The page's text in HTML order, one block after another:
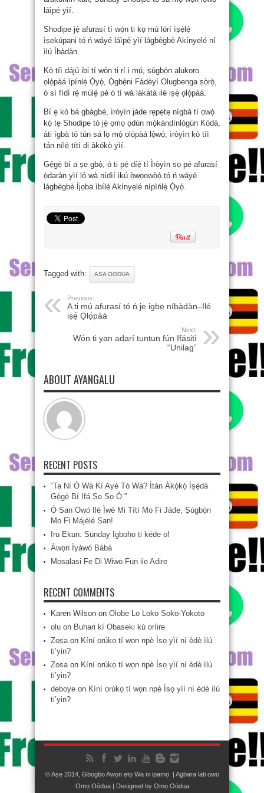
láìpẹ́ yìí.
Shodipe jẹ́ afurasí tí wọ́n ti kọ mú lórí ìṣẹ̀lẹ̀
ìṣekúpani tó ń wáyé láìpẹ́ yìí lágbègbè Akínyẹlé ní
ìlú Ìbàdàn.
Kò tíì dájú ibi tí wọ́n ti rí i mú, ṣùgbọ́n alukoro
ọlọ́pàá ìpínlẹ̀ Ọ̀yọ́, Ọ̀gbẹ́ni Fádèyí Olugbenga ṣọ̀rọ̀,
ó sì fìdí rẹ̀ múlẹ̀ pé ó tí wà lákàtà ilé iṣẹ́ ọlọ́pàá.
Bí ẹ kò bá gbàgbé, ìròyìn jáde rẹpẹtẹ nígbà tí ọwọ́
kọ́ tẹ Shodipe tó jẹ́ ọmọ ọdún mọ́kàndínlógún Kódà,
àti ìgbà tó tún sá lọ mọ́ ọlọ́pàá lọ́wọ́, ìròyìn kò tíì
tán nílẹ̀ títí di àkókò yìí.
Gẹ́gẹ́ bí a ṣe gbọ́, ó ti pẹ́ díẹ̀ tí Ìròyìn sọ pé afurasí
ọ̀daràn yìí ló wà nídìí ikú ọ̀wọọwọ̀ọ́ tó ń wáyé
lágbègbè Ìjọba ìbílẹ̀ Akínyẹlé nípìńlẹ̀ Ọ̀yọ́.
Tagged with: ASA OODUA
Previous:
A ti mú afurasí tó ń jẹ igbẹ níbàdàn–Ilé
iṣẹ́ Ọlọ́pàá
Next:
Wọ́n ti yan adarí tuntun fún Ifásitì
“Unilag”
ABOUT AYANGALU
RECENT POSTS
“Ta Ní Ó Wà Kí Ayé Tó Wà? Ìtàn Àkọ́kọ́ Ìṣẹ̀dá
Gẹ́gẹ́ Bí Ifá Ṣe Sọ Ó.”
Ó San Owó Ilé Ìwé Mi Títí Mo Fi Jáde, Ṣùgbọ́n
Mo Fi Májèlé San!
Iru Ekun: Sunday Igboho ti kéde o!
Àwọn Ìyàwó Bàbá
Mosalasi Fe Di Wiwo Fun ile Adire
RECENT COMMENTS
Karen Wilson on Olobe Lo Loko Soko-Yokoto
olu on Buhari kí Obaseki kú oríire
Zosa on Kíní orúkọ tí wọn npè Ìsọ yìí ní èdè ìlú
ti’yin?
Zosa on Kíní orúkọ tí wọn npè Ìsọ yìí ní èdè ìlú
ti’yin?
deboye on Kíní orúkọ tí wọn npè Ìsọ yìí ní èdè ìlú
ti’yin?
© Aṣẹ 2014, Gbogbo Awọn ẹtọ Wa ni ipamọ. | Agbara lati owo
Ọmọ Oódua | Designed by Ọmọ Oódua